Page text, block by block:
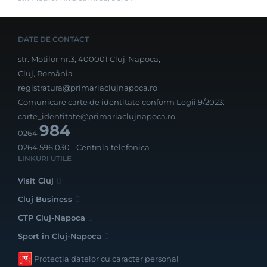
DATE DE CONTACT
str. Moților nr.3, 400001 Cluj-Napoca,
Cluj, România
registratura@primariaclujnapoca.ro
Comunicare carte de identitate conform Legii 9/2023:
carte_identitate@primariaclujnapoca.ro
0264984
0264 596 030 - Centrala telefonica
LINKURI UTILE
Visit Cluj
Cluj Business
CTP Cluj-Napoca
Sport în Cluj-Napoca
Protecția datelor cu caracter personal